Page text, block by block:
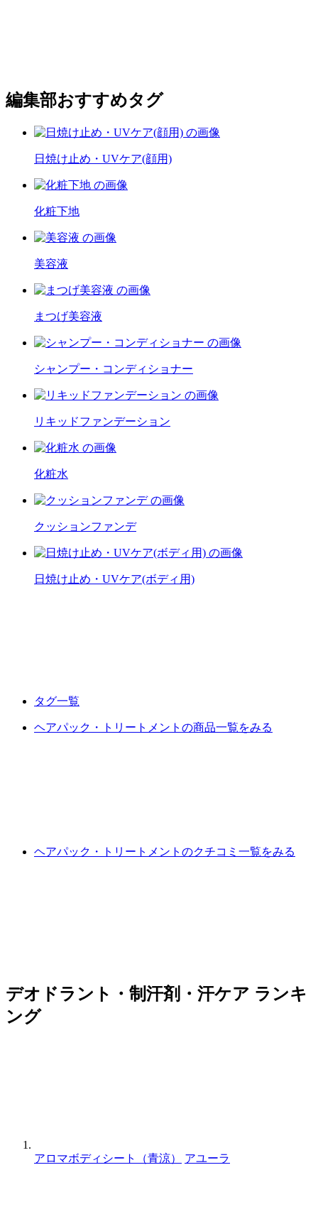
編集部おすすめタグ
日焼け止め・UVケア(顔用)
化粧下地
美容液
まつげ美容液
シャンプー・コンディショナー
リキッドファンデーション
化粧水
クッションファンデ
日焼け止め・UVケア(ボディ用)
タグ一覧
ヘアパック・トリートメントの商品一覧をみる
ヘアパック・トリートメントのクチコミ一覧をみる
デオドラント・制汗剤・汗ケア ランキ
ング
アロマボディシート（青涼） アユーラ